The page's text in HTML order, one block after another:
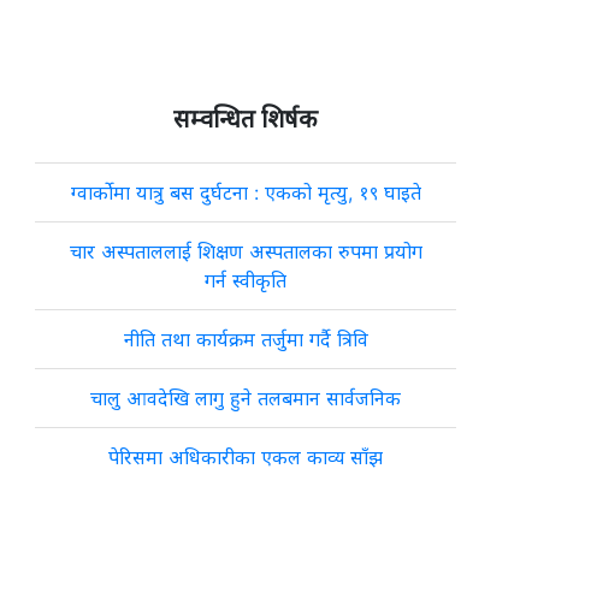
सम्वन्धित शिर्षक
ग्वार्कोमा यात्रु बस दुर्घटना : एकको मृत्यु, १९ घाइते
चार अस्पताललाई शिक्षण अस्पतालका रुपमा प्रयोग
गर्न स्वीकृति
नीति तथा कार्यक्रम तर्जुमा गर्दै त्रिवि
चालु आवदेखि लागु हुने तलबमान सार्वजनिक
पेरिसमा अधिकारीका एकल काव्य साँझ